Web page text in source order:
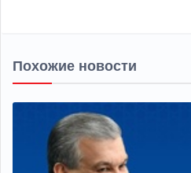
Похожие новости